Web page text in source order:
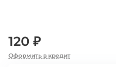
120 ₽
Оформить в кредит